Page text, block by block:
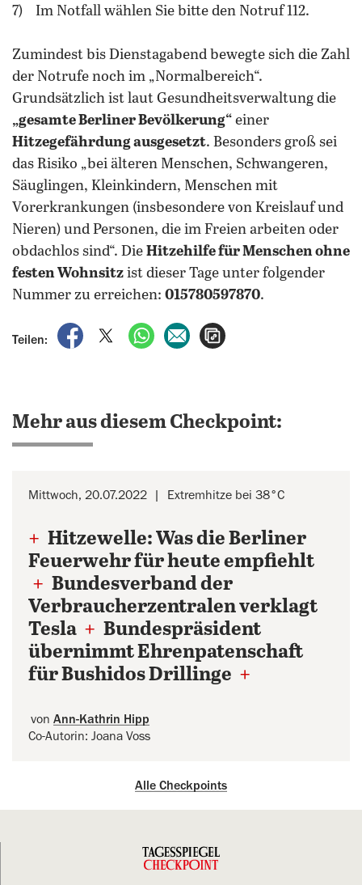
7) Im Notfall wählen Sie bitte den Notruf 112.
Zumindest bis Dienstagabend bewegte sich die Zahl
der Notrufe noch im „Normalbereich“.
Grundsätzlich ist laut Gesundheitsverwaltung die
„gesamte Berliner Bevölkerung“ einer
Hitzegefährdung ausgesetzt. Besonders groß sei
das Risiko „bei älteren Menschen, Schwangeren,
Säuglingen, Kleinkindern, Menschen mit
Vorerkrankungen (insbesondere von Kreislauf und
Nieren) und Personen, die im Freien arbeiten oder
obdachlos sind“. Die Hitzehilfe für Menschen ohne
festen Wohnsitz ist dieser Tage unter folgender
Nummer zu erreichen: 015780597870.
Teilen:
auf Facebook teilen
auf X teilenper WhatsApp teilen
per E-Mail teilen
Mehr aus diesem Checkpoint:
Mittwoch, 20.07.2022 Extremhitze bei 38°C
+ Hitzewelle: Was die Berliner
Feuerwehr für heute empfiehlt
+ Bundesverband der
Verbraucherzentralen verklagt
Tesla + Bundespräsident
übernimmt Ehrenpatenschaft
für Bushidos Drillinge +
von Ann-Kathrin Hipp
Co-Autorin: Joana Voss
Alle Checkpoints